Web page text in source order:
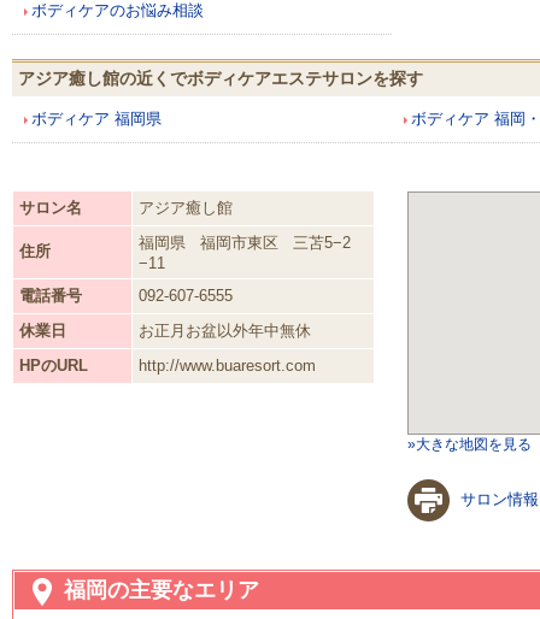
ボディケアのお悩み相談
アジア癒し館の近くでボディケアエステサロンを探す
ボディケア 福岡県 ボディケア 福岡
サロン名 アジア癒し館
住所 福岡県 福岡市東区
三苫5−2
−11
電話番号
092-607-6555
休業日
お正月お盆以外年中無休
HPのURL
http://www.buaresort.com
»大きな地図を見る
サロン情
福岡の主要なエリア